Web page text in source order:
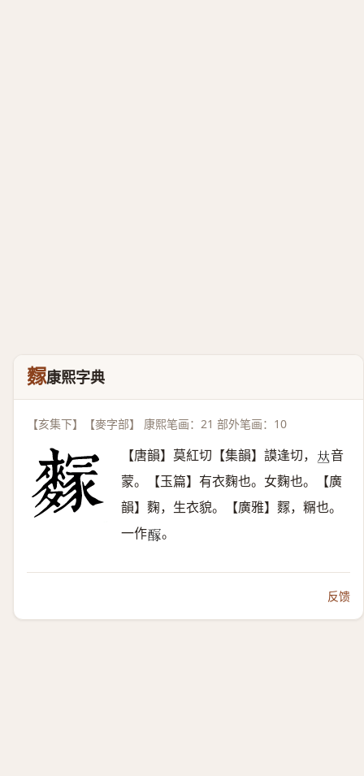
䴿康熙字典
【亥集下】【麥字部】 康熙笔画：21 部外笔画：10
【唐韻】莫紅切【集韻】謨逢切， 𠀤音
蒙。【玉篇】有衣麴也。女麴也。【廣
韻】麴，生衣貌。【廣雅】䴿，糏也。
一作𨢊 。
反馈